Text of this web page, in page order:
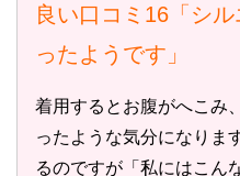
良い口コミ16「シ
ったようです」
着用するとお腹がへこみ
ったような気分になりま
るのですが「私にはこん